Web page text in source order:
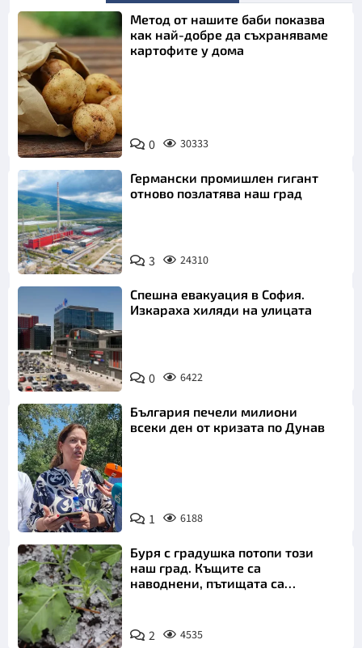
Снимка:
Пиксабей
Метод от нашите баби показва
как най-добре да съхраняваме
картофите у дома
0 30333
Германски промишлен гигант
отново позлатява наш град
3 24310
Спешна евакуация в София.
Изкараха хиляди на улицата
0 6422
Снимка: БТА
България печели милиони
всеки ден от кризата по Дунав
1 6188
Буря с градушка потопи този
наш град. Къщите са
наводнени, пътищата са
2 4535